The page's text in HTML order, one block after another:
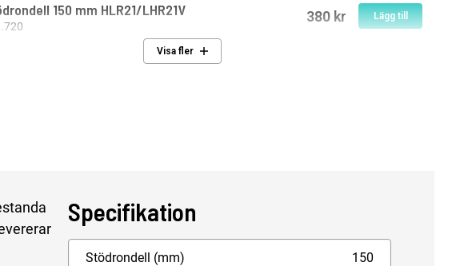
150 mm HLR21/LHR21V 380 kr Lägg till
Visa fler
Specifikation
Stödrondell (mm) 150